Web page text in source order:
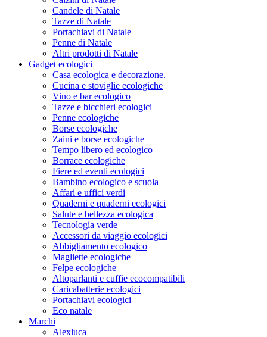
Candele di Natale
Tazze di Natale
Portachiavi di Natale
Penne di Natale
Altri prodotti di Natale
Gadget ecologici
Casa ecologica e decorazione.
Cucina e stoviglie ecologiche
Vino e bar ecologico
Tazze e bicchieri ecologici
Penne ecologiche
Borse ecologiche
Zaini e borse ecologiche
Tempo libero ed ecologico
Borrace ecologiche
Fiere ed eventi ecologici
Bambino ecologico e scuola
Affari e uffici verdi
Quaderni e quaderni ecologici
Salute e bellezza ecologica
Tecnologia verde
Accessori da viaggio ecologici
Abbigliamento ecologico
Magliette ecologiche
Felpe ecologiche
Altoparlanti e cuffie ecocompatibili
Caricabatterie ecologici
Portachiavi ecologici
Eco natale
Marchi
Alexluca